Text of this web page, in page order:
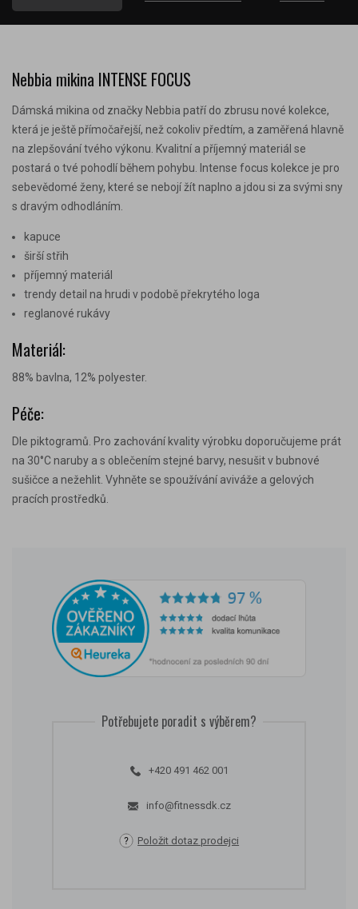
Nebbia mikina INTENSE FOCUS
Dámská mikina od značky Nebbia patří do zbrusu nové kolekce,
která je ještě přímočařejší, než cokoliv předtím, a zaměřená hlavně
na zlepšování tvého výkonu. Kvalitní a příjemný materiál se
postará o tvé pohodlí během pohybu. Intense focus kolekce je pro
sebevědomé ženy, které se nebojí žít naplno a jdou si za svými sny
s dravým odhodláním.
kapuce
širší střih
příjemný materiál
trendy detail na hrudi v podobě překrytého loga
reglanové rukávy
Materiál:
88% bavlna, 12% polyester.
Péče:
Dle piktogramů. Pro zachování kvality výrobku doporučujeme prát
na 30°C naruby a s oblečením stejné barvy, nesušit v bubnové
sušičce a nežehlit. Vyhněte se spoužívání aviváže a gelových
pracích prostředků.
Potřebujete poradit s výběrem?
+420 491 462 001
info@fitnessdk.cz
Položit dotaz prodejci